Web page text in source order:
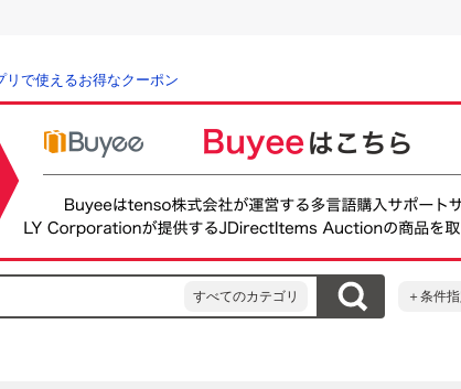
リで使えるお得なクーポン
すべてのカテゴリ ＋条件